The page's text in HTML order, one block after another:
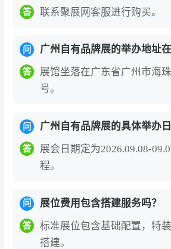
答 联系聚展网客服进行购买。
问 广州自有品牌展的举办地址在
答
展馆坐落在广东省广州市海
号。
问 广州自有品牌展的具体举办
答
展会日期定为2026.09.08-
程。
问 展位费用包含搭建服务吗？
答
标准展位包含基础配置，特
搭建。